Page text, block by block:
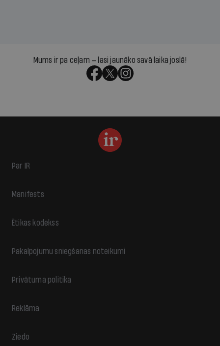
Mums ir pa ceļam — lasi jaunāko savā laika joslā!
Par IR
Manifests
Ētikas kodekss
Pakalpojumu sniegšanas noteikumi
Privātuma politika
Reklāma
Ziedo